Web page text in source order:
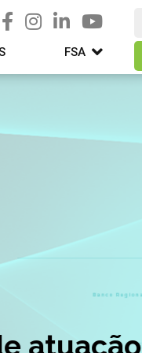
FSA